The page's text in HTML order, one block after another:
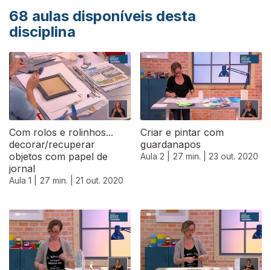
68 aulas disponíveis desta
disciplina
Com rolos e rolinhos...
decorar/recuperar
objetos com papel de
jornal
Aula 1 | 27 min. | 21 out. 2020
Criar e pintar com
guardanapos
Aula 2 | 27 min. | 23 out. 2020